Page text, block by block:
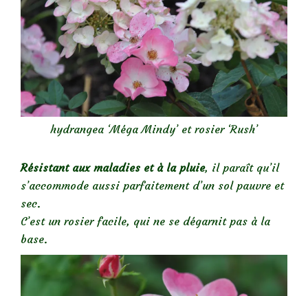
hydrangea ‘Méga Mindy’ et rosier ‘Rush’
Résistant aux maladies et à la pluie, il paraît qu’il
s’accommode aussi parfaitement d’un sol pauvre et
sec.
C’est un rosier facile, qui ne se dégarnit pas à la
base.